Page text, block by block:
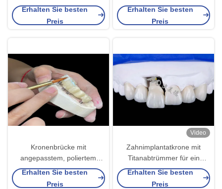
wunderschönen Keramik-
Kronengröße überzogen, um
eine perfekte Restauration zu
Erhalten Sie besten
Preis
fehlende Zahnersatz
Erhalten Sie besten
Preis
Kronenbrücke mit
angepasstem, poliertem
Zahnimplantat Langlebig für
Erhalten Sie besten
Preis
Video
Zahnimplantatkrone mit
Titanabtrümmer für ein
natürliches Lächeln
Erhalten Sie besten
Preis